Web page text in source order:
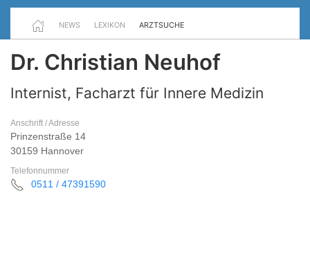
NEWS LEXIKON ARZTSUCHE
Dr. Christian Neuhof
Internist, Facharzt für Innere Medizin
Anschrift / Adresse
Prinzenstraße 14
30159 Hannover
Telefonnummer
0511 / 47391590